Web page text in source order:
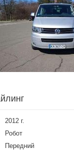
2012 г.
Робот
Передний